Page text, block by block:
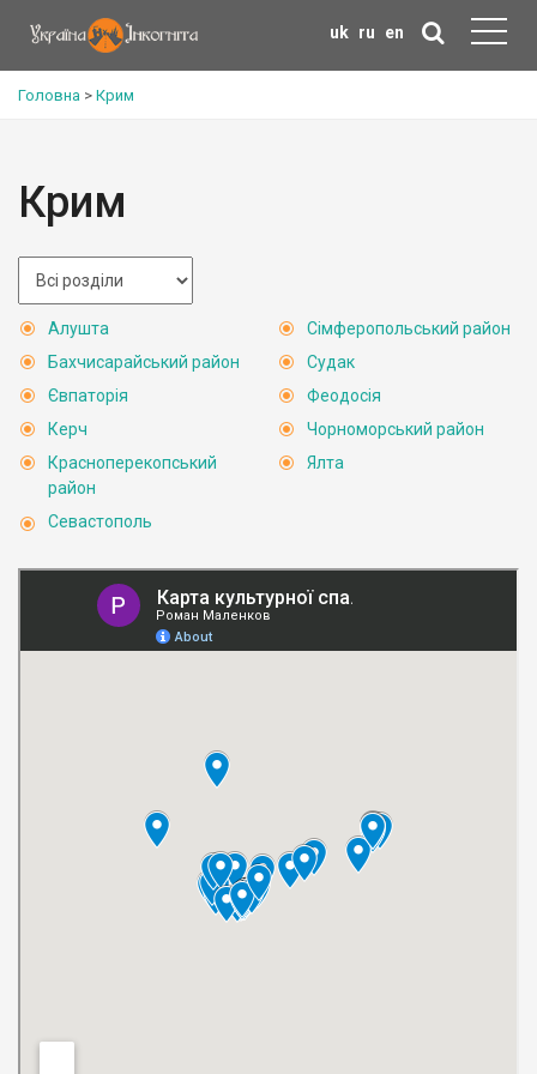
uk ru en
Головна > Крим
Крим
Алушта
Бахчисарайський район
Євпаторія
Керч
Красноперекопський
район
Севастополь
Сімферопольський район
Судак
Феодосія
Чорноморський район
Ялта